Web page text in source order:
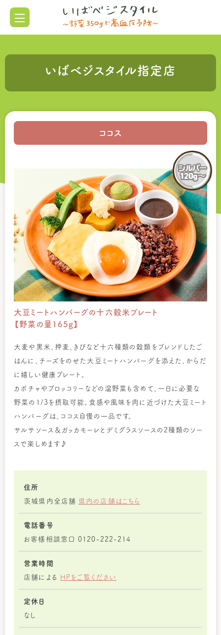
いばベジスタイル指定店
ココス
大豆ミートハンバーグの十六穀米プレート
【野菜の量165g】
大麦や黒米、押麦、きびなど十六種類の穀類をブレンドしたご
はんに、チーズをのせた大豆ミートハンバーグを添えた、からだ
に嬉しい健康プレート。
カボチャやブロッコリーなどの温野菜も含めて、一日に必要な
野菜の1/3を摂取可能。食感や風味を肉に近づけた大豆ミート
ハンバーグは、ココス自慢の一品です。
サルサソース＆ガッカモーレとデミグラスソースの2種類のソー
スで楽しめます♪
住所
茨城県内全店舗
県内の店舗はこちら
電話番号
お客様相談窓口 0120-222-214
営業時間
店舗による HPをご覧ください
定休日
なし